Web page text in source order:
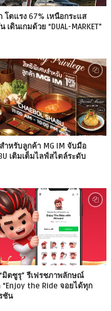
โตแรง 67% เหนือกระแส
นเกมด้วย “DUAL-MARKET”
หรับลูกค้า MG IM จับมือ
เติมเต็มไลฟ์สไตล์ระดับ
มิตซูรุ” รีเฟรชภาพลักษณ์
the Ride จอยได้ทุก
ชัน